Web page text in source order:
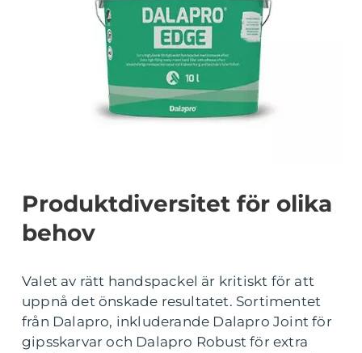
Produktdiversitet för olika
behov
Valet av rätt handspackel är kritiskt för att
uppnå det önskade resultatet. Sortimentet
från Dalapro, inkluderande Dalapro Joint för
gipsskarvar och Dalapro Robust för extra